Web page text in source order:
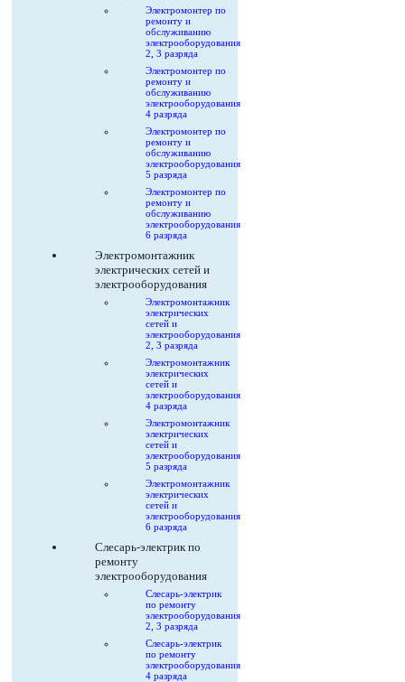
Электромонтер по
ремонту и
обслуживанию
электрооборудования
2, 3 разряда
Электромонтер по
ремонту и
обслуживанию
электрооборудования
4 разряда
Электромонтер по
ремонту и
обслуживанию
электрооборудования
5 разряда
Электромонтер по
ремонту и
обслуживанию
электрооборудования
6 разряда
Электромонтажник
электрических сетей и
электрооборудования
Электромонтажник
электрических
сетей и
электрооборудования
2, 3 разряда
Электромонтажник
электрических
сетей и
электрооборудования
4 разряда
Электромонтажник
электрических
сетей и
электрооборудования
5 разряда
Электромонтажник
электрических
сетей и
электрооборудования
6 разряда
Слесарь-электрик по
ремонту
электрооборудования
Слесарь-электрик
по ремонту
электрооборудования
2, 3 разряда
Слесарь-электрик
по ремонту
электрооборудования
4 разряда